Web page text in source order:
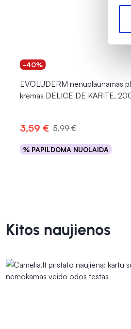
-40%
EVOLUDERM nenuplaunamas
kremas DELICE DE KARITE,
3,59 € 5,99 €
% PAPILDOMA NUOLAIDA
Į krepšelį
Kitos naujienos